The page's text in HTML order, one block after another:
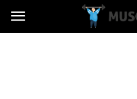
Muscular.pl